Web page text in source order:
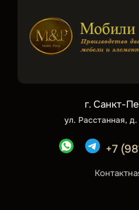
г. Санкт-
ул. Расстанная,
+7